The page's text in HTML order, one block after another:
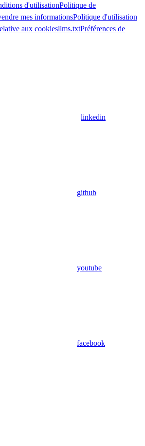
d'utilisationPolitique de
mes informationsPolitique d'utilisation
aux cookiesllms.txtPréférences de
linkedin
github
youtube
facebook